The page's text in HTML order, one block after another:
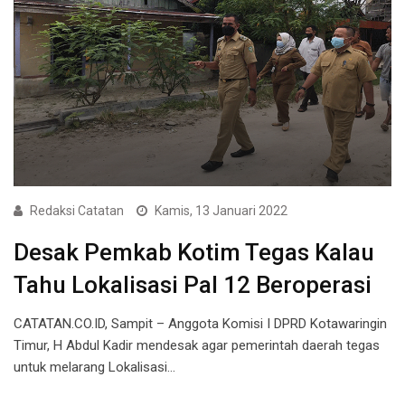
Redaksi Catatan Kamis, 13 Januari 2022
Desak Pemkab Kotim Tegas Kalau
Tahu Lokalisasi Pal 12 Beroperasi
CATATAN.CO.ID, Sampit – Anggota Komisi I DPRD Kotawaringin
Timur, H Abdul Kadir mendesak agar pemerintah daerah tegas
untuk melarang Lokalisasi…